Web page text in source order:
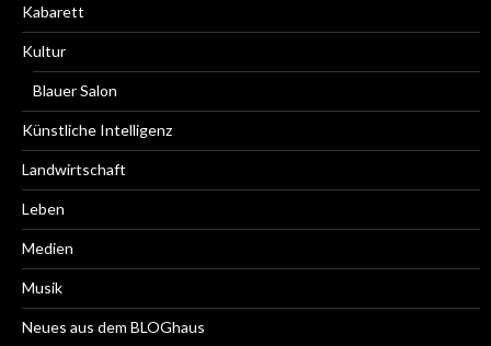
Kabarett
Kultur
Blauer Salon
Künstliche Intelligenz
Landwirtschaft
Leben
Medien
Musik
Neues aus dem BLOGhaus